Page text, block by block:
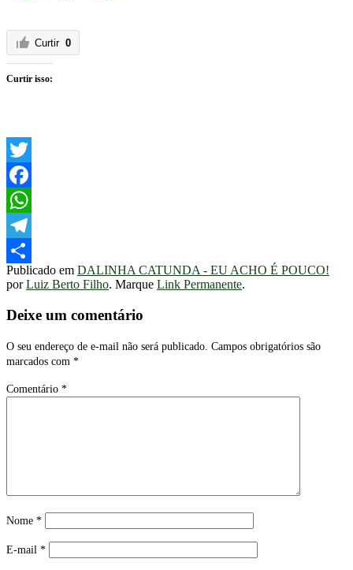
Curtir 0
Curtir isso:
Twitter
Facebook
WhatsApp
Telegram
Share
Publicado em DALINHA CATUNDA - EU ACHO É POUCO!
porLuiz Berto Filho. Marque Link Permanente.
Deixe um comentário
O seu endereço de e-mail não será publicado. Campos obrigatórios são
marcados com *
Comentário *
Nome *
E-mail *